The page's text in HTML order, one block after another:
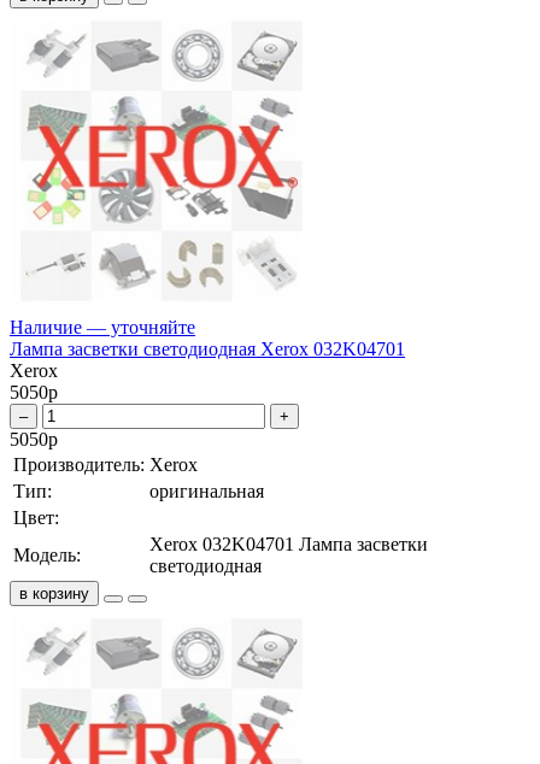
Наличие — уточняйте
Лампа засветки светодиодная Xerox 032K04701
Xerox
5050р
– +
5050р
Производитель: Xerox
Тип:
оригинальная
Цвет:
Модель:
Xerox 032K04701 Лампа засветки
светодиодная
в корзину